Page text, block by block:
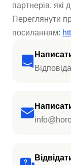
партнерів,
Переглянути
посиланням: